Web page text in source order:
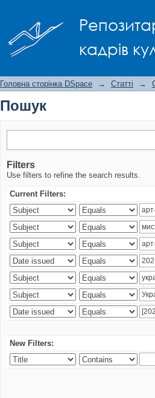
кадрів
Головна сторінка DSpace → Статті →
Пошук
Filters
Use filters to refine the search results.
Current Filters:
New Filters: